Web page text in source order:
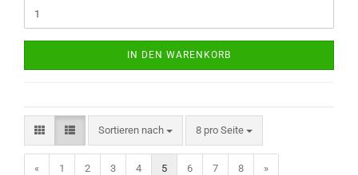
IN DEN WARENKORB
Sortieren nach 8 pro Seite
« 1 2 3 4 5 6 7 8 »